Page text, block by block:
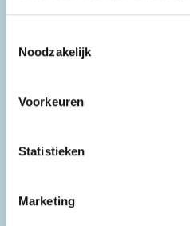
Noodzakelijk
Voorkeuren
Statistieken
Marketing
Veelgestelde vragen
Waarom wordt de